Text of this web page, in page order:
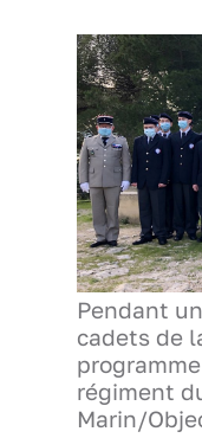
Pendant
cadets de
régiment
Marin/